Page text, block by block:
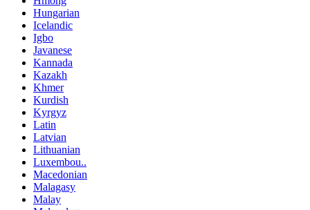
Hungarian
Icelandic
Igbo
Javanese
Kannada
Kazakh
Khmer
Kurdish
Kyrgyz
Latin
Latvian
Lithuanian
Luxembou..
Macedonian
Malagasy
Malay